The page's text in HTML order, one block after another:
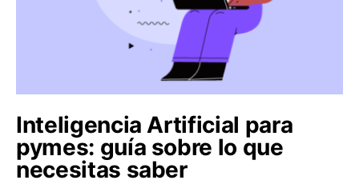
Inteligencia Artificial para
pymes: guía sobre lo que
necesitas saber